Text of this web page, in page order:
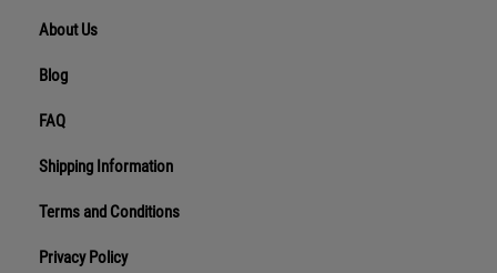
About Us
Blog
FAQ
Shipping Information
Terms and Conditions
Privacy Policy